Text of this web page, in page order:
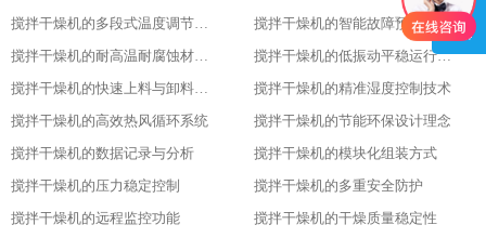
搅拌干燥机的多段式温度调节模式
搅拌干燥机的智能故障预警功能
搅拌干燥机的耐高温耐腐蚀材质选用
搅拌干燥机的低振动平稳运行特性
搅拌干燥机的快速上料与卸料设计
搅拌干燥机的精准湿度控制技术
搅拌干燥机的高效热风循环系统
搅拌干燥机的节能环保设计理念
搅拌干燥机的数据记录与分析
搅拌干燥机的模块化组装方式
搅拌干燥机的压力稳定控制
搅拌干燥机的多重安全防护
搅拌干燥机的远程监控功能
搅拌干燥机的干燥质量稳定性